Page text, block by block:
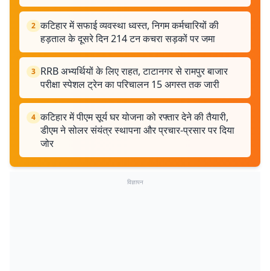
2 कटिहार में सफाई व्यवस्था ध्वस्त, निगम कर्मचारियों की
हड़ताल के दूसरे दिन 214 टन कचरा सड़कों पर जमा
3 RRB अभ्यर्थियों के लिए राहत, टाटानगर से रामपुर बाजार
परीक्षा स्पेशल ट्रेन का परिचालन 15 अगस्त तक जारी
4 कटिहार में पीएम सूर्य घर योजना को रफ्तार देने की तैयारी,
डीएम ने सोलर संयंत्र स्थापना और प्रचार-प्रसार पर दिया
जोर
विज्ञापन